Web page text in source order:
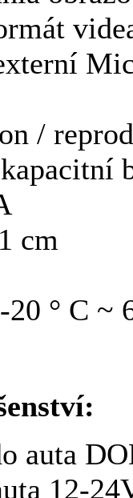
/
cm
° C ~
auta
12-